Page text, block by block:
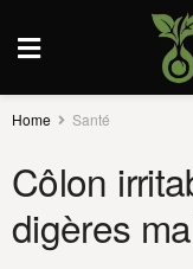
Home Santé
Côlon
digères